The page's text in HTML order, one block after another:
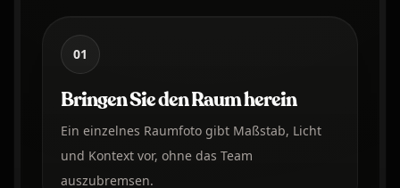
01
Bringen Sie den Raum herein
Ein einzelnes Raumfoto gibt Maßstab, Licht
und Kontext vor, ohne das Team
auszubremsen.